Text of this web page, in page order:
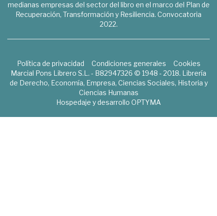
medianas empresas del sector del libro en el marco del Plan de
Recuperación, Transformación y Resiliencia. Convocatoria
2022.
Política de privacidad Condiciones generales
Cookies
Marcial Pons Librero S.L. - B82947326 © 1948 - 2018. Librería
de Derecho, Economía, Empresa, Ciencias Sociales, Historia y
Ciencias Humanas
Hospedaje y desarrollo OPTYMA